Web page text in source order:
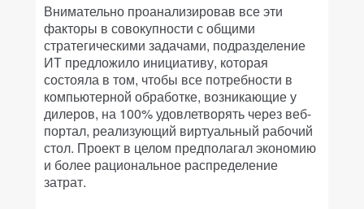
Внимательно проанализировав все эти
факторы в совокупности с общими
стратегическими задачами, подразделение
ИТ предложило инициативу, которая
состояла в том, чтобы все потребности в
компьютерной обработке, возникающие у
дилеров, на 100% удовлетворять через веб-
портал, реализующий виртуальный рабочий
стол. Проект в целом предполагал экономию
и более рациональное распределение
затрат.